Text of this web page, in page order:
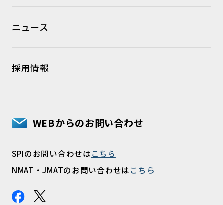
ニュース
採用情報
WEBからのお問い合わせ
SPIのお問い合わせはこちら
NMAT・JMATのお問い合わせはこちら